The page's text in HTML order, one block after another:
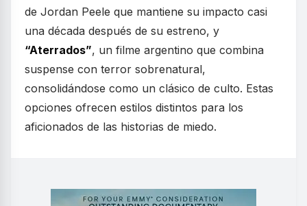
de Jordan Peele que mantiene su impacto casi
una década después de su estreno, y
“Aterrados”, un filme argentino que combina
suspense con terror sobrenatural,
consolidándose como un clásico de culto. Estas
opciones ofrecen estilos distintos para los
aficionados de las historias de miedo.